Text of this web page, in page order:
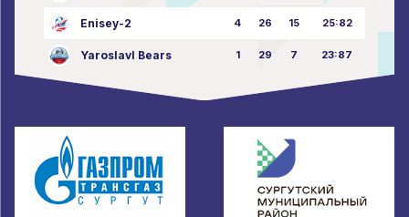
Enisey-2 4 26 15 25:82
Yaroslavl Bears 1 29 7 23:87